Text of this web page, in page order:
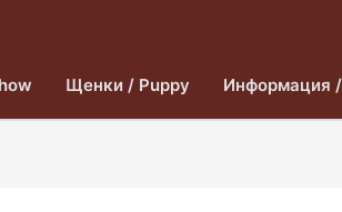
Щенки / Puppy Информация